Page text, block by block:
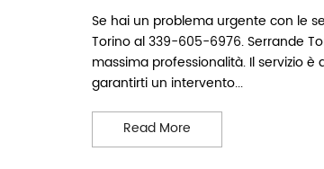
Se hai un problema urgente con le
Torino al 339-605-6976. Serrande
massima professionalità. Il servizio
garantirti un intervento...
Read More